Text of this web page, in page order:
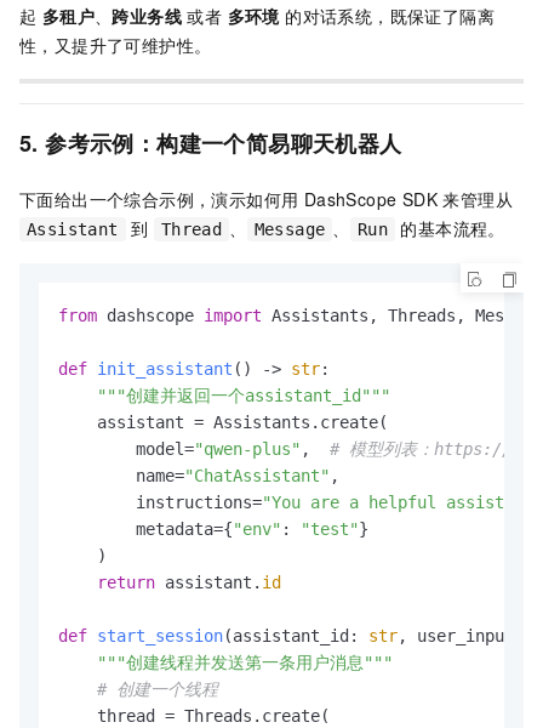
起 多租户 、跨业务线 或者 多环境的对话系统，既保证了隔离
性，又提升了可维护性。
5. 参考示例：构建一个简易聊天机器人
下面给出一个综合示例，演示如何用 DashScope SDK 来管理从
Assistant 到 Thread 、 Message 、 Run 的基本流程。
from dashscope import Assistants, Threads,
def init_assistant () -> str:
"""创建并返回一个assistant_id"""
    assistant = Assistants.create(
        model=
"qwen-plus" , # 模型列表：https://
        name=
"ChatAssistant" ,
        instructions=
"You are a helpful
        metadata={
"env" : "test"}
    )
return assistant. id
def start_session(assistant_id: str, user_input:
"""创建线程并发送第一条用户消息"""
# 创建一个线程
    thread = Threads.create(